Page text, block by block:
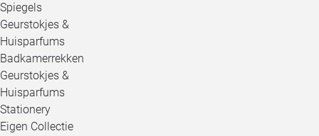
Spiegels
Geurstokjes &
Huisparfums
Badkamerrekken
Geurstokjes &
Huisparfums
Stationery
Eigen Collectie